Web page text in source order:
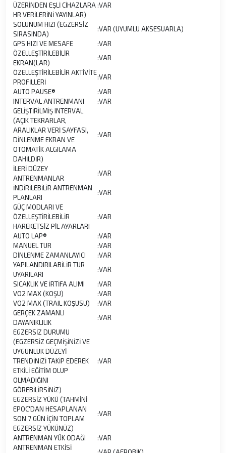
ÜZERİNDEN EŞLİ CİHAZLARA
HR VERİLERİNİ YAYINLAR)
:VAR
SOLUNUM HIZI (EGZERSİZ
SIRASINDA)
:VAR (UYUMLU AKSESUARLA)
GPS HIZI VE MESAFE
:VAR
ÖZELLEŞTİRİLEBİLİR
EKRAN(LAR)
:VAR
ÖZELLEŞTİRİLEBİLİR AKTİVİTE
PROFİLLERİ
:VAR
AUTO PAUSE®
:VAR
INTERVAL ANTRENMANI
:VAR
GELİŞTİRİLMİŞ INTERVAL
(AÇIK TEKRARLAR,
ARALIKLAR VERİ SAYFASI,
DİNLENME EKRAN VE
OTOMATİK ALGILAMA
DAHİLDİR)
:VAR
İLERİ DÜZEY
ANTRENMANLAR
:VAR
İNDİRİLEBİLİR ANTRENMAN
PLANLARI
:VAR
GÜÇ MODLARI VE
ÖZELLEŞTİRİLEBİLİR
HAREKETSİZ PİL AYARLARI
:VAR
AUTO LAP® :VAR
MANUEL TUR
:VAR
DİNLENME ZAMANLAYICI
:VAR
YAPILANDIRILABİLİR TUR
UYARILARI
:VAR
SICAKLIK VE İRTİFA ALIMI
:VAR
VO2 MAX (KOŞU)
:VAR
VO2 MAX (TRAIL KOŞUSU)
:VAR
GERÇEK ZAMANLI
DAYANIKLILIK
:VAR
EGZERSİZ DURUMU
(EGZERSİZ GEÇMİŞİNİZİ VE
UYGUNLUK DÜZEYİ
TRENDİNİZİ TAKİP EDEREK
ETKİLİ EĞİTİM OLUP
OLMADIĞINI
GÖREBİLİRSİNİZ)
:VAR
EGZERSİZ YÜKÜ (TAHMİNİ
EPOC'DAN HESAPLANAN
SON 7 GÜN İÇİN TOPLAM
EGZERSİZ YÜKÜNÜZ)
:VAR
ANTRENMAN YÜK ODAĞI :VAR
ANTRENMAN ETKİSİ